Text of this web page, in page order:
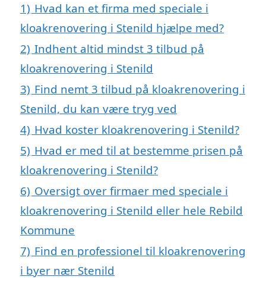
1) Hvad kan et firma med speciale i
kloakrenovering i Stenild hjælpe med?
2) Indhent altid mindst 3 tilbud på
kloakrenovering i Stenild
3) Find nemt 3 tilbud på kloakrenovering i
Stenild, du kan være tryg ved
4) Hvad koster kloakrenovering i Stenild?
5) Hvad er med til at bestemme prisen på
kloakrenovering i Stenild?
6) Oversigt over firmaer med speciale i
kloakrenovering i Stenild eller hele Rebild
Kommune
7) Find en professionel til kloakrenovering
i byer nær Stenild